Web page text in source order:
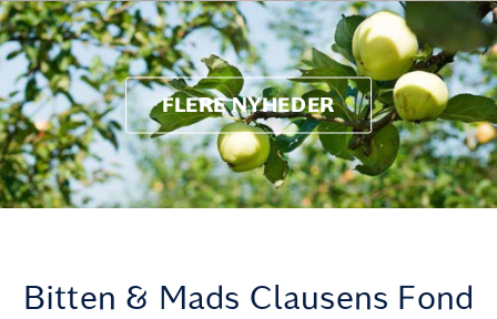
FLERE NYHEDER
Bitten & Mads Clausens Fond